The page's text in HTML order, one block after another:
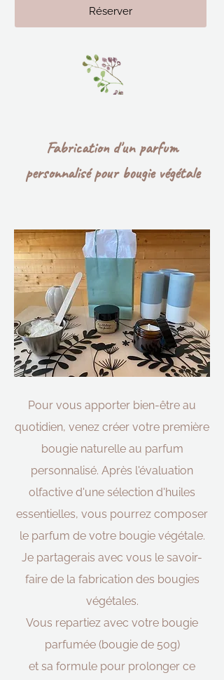
Réserver
Fabrication d'un parfum
personnalisé pour bougie végétale
Pour vous apporter bien-être au
quotidien, venez créer votre ​ première
bougie naturelle au parfum
personnalisé. Après l'évaluation
olfactive d'une sélection d'huiles
essentielles, vous pourrez composer
le parfum de votre bougie végétale.
Je partagerais avec vous le savoir-
faire de la fabrication des bougies
végétales.
Vous repartiez avec votre bougie
parfumée (bougie de 50g)
et sa formule pour prolonger ce